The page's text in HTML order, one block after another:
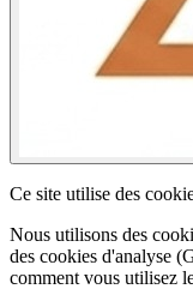
Ce site utilise des
Nous utilisons des
des cookies d'analyse
comment vous utilisez